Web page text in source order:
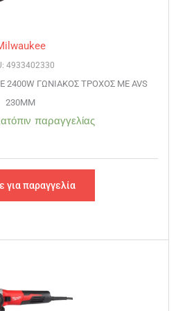
4933402330
2400W ΓΩΝΙΑΚΟΣ ΤΡΟΧΟΣ ΜΕ AVS
230MM
παραγγελίας
για παραγγελία